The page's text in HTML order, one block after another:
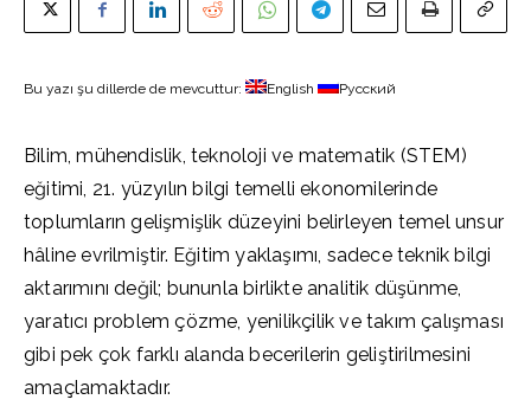
Bu yazı şu dillerde de mevcuttur: English Русский
Bilim, mühendislik, teknoloji ve matematik (STEM)
eğitimi, 21. yüzyılın bilgi temelli ekonomilerinde
toplumların gelişmişlik düzeyini belirleyen temel unsur
hâline evrilmiştir. Eğitim yaklaşımı, sadece teknik bilgi
aktarımını değil; bununla birlikte analitik düşünme,
yaratıcı problem çözme, yenilikçilik ve takım çalışması
gibi pek çok farklı alanda becerilerin geliştirilmesini
amaçlamaktadır.